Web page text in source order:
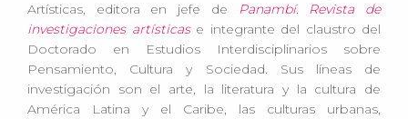
Artísticas, editora en jefe de Panambí. Revista de
investigaciones artísticase integrante del claustro del
Doctorado en Estudios Interdisciplinarios sobre
Pensamiento, Cultura y Sociedad. Sus líneas de
investigación son el arte, la literatura y la cultura de
América Latina y el Caribe, las culturas urbanas,